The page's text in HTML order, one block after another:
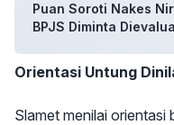
Puan Soroti Nakes
BPJS Diminta
Orientasi Untung
Slamet menilai orientasi